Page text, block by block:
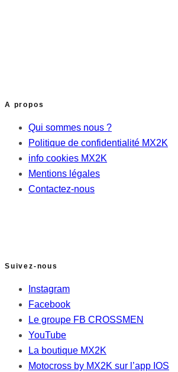
A propos
Qui sommes nous ?
Politique de confidentialité MX2K
info cookies MX2K
Mentions légales
Contactez-nous
Suivez-nous
Instagram
Facebook
Le groupe FB CROSSMEN
YouTube
La boutique MX2K
Motocross by MX2K sur l’app IOS